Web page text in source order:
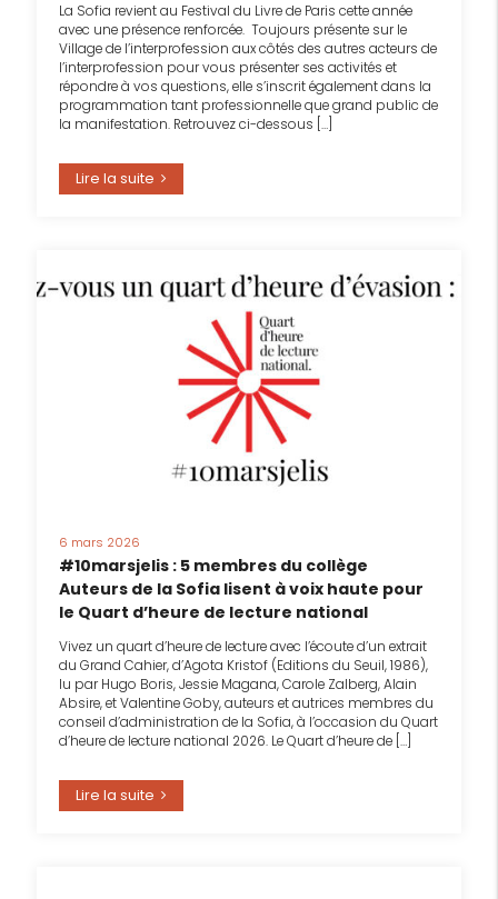
La Sofia revient au Festival du Livre de Paris cette année
avec une présence renforcée. Toujours présente sur le
Village de l’interprofession aux côtés des autres acteurs de
l’interprofession pour vous présenter ses activités et
répondre à vos questions, elle s’inscrit également dans la
programmation tant professionnelle que grand public de
la manifestation. Retrouvez ci-dessous […]
Lire la suite
6 mars 2026
#10marsjelis : 5 membres du collège
Auteurs de la Sofia lisent à voix haute pour
le Quart d’heure de lecture national
Vivez un quart d’heure de lecture avec l’écoute d’un extrait
du Grand Cahier, d’Agota Kristof (Editions du Seuil, 1986),
lu par Hugo Boris, Jessie Magana, Carole Zalberg, Alain
Absire, et Valentine Goby, auteurs et autrices membres du
conseil d’administration de la Sofia, à l’occasion du Quart
d’heure de lecture national 2026. Le Quart d’heure de […]
Lire la suite